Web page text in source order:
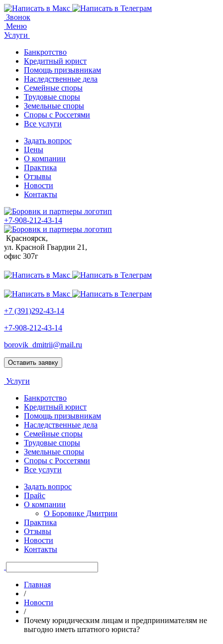
Звонок
Меню
Услуги
Банкротство
Кредитный юрист
Помощь призывникам
Наследственные дела
Семейные споры
Трудовые споры
Земельные споры
Споры с Россетями
Все услуги
Задать вопрос
Цены
О компании
Практика
Отзывы
Новости
Контакты
+7-908-212-43-14
Красноярск,
ул. Красной Гвардии 21,
офис 307г
+7 (391)292-43-14
+7-908-212-43-14
borovik_dmitrii@mail.ru
Оставить заявку
Услуги
Банкротство
Кредитный юрист
Помощь призывникам
Наследственные дела
Семейные споры
Трудовые споры
Земельные споры
Споры с Россетями
Все услуги
Задать вопрос
Прайс
О компании
О Боровике Дмитрии
Практика
Отзывы
Новости
Контакты
Главная
/
Новости
/
Почему юридическим лицам и предпринимателям не
выгодно иметь штатного юриста?